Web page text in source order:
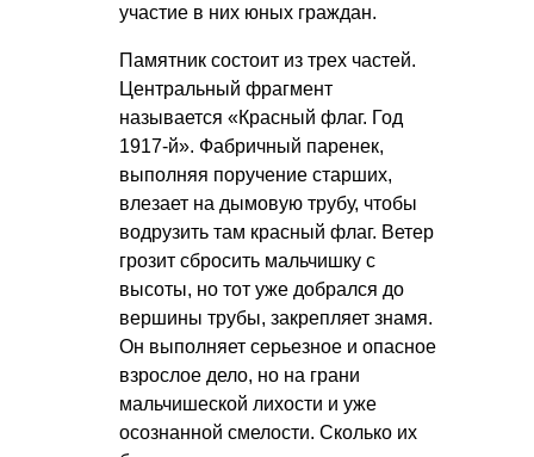
участие в них юных граждан.
Памятник состоит из трех частей.
Центральный фрагмент
называется «Красный флаг. Год
1917-й». Фабричный паренек,
выполняя поручение старших,
влезает на дымовую трубу, чтобы
водрузить там красный флаг. Ветер
грозит сбросить мальчишку с
высоты, но тот уже добрался до
вершины трубы, закрепляет знамя.
Он выполняет серьезное и опасное
взрослое дело, но на грани
мальчишеской лихости и уже
осознанной смелости. Сколько их